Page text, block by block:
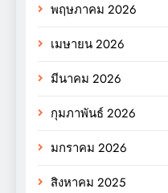
พฤษภาคม 2026
เมษายน 2026
มีนาคม 2026
กุมภาพันธ์ 2026
มกราคม 2026
สิงหาคม 2025